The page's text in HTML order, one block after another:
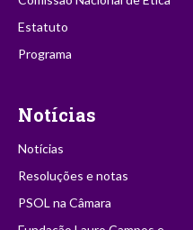
Estatuto
Programa
Notícias
Notícias
Resoluções e notas
PSOL na Câmara